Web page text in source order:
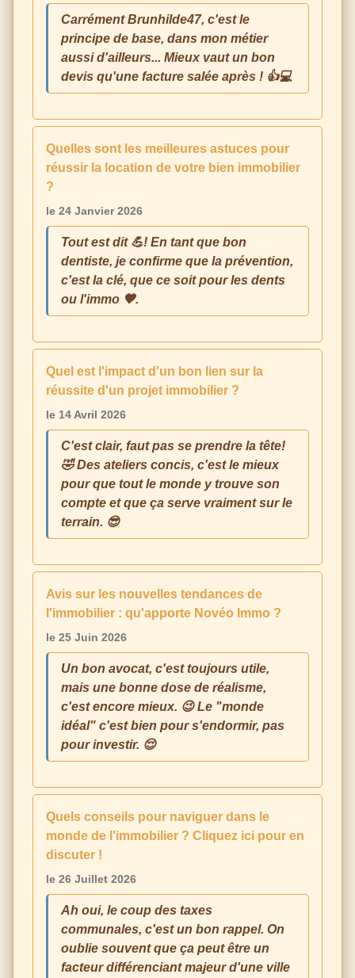
Carrément Brunhilde47, c'est le
principe de base, dans mon métier
aussi d'ailleurs... Mieux vaut un bon
devis qu'une facture salée après ! 👍💻
Quelles sont les meilleures astuces pour
réussir la location de votre bien immobilier
?
le 24 Janvier 2026
Tout est dit 💪! En tant que bon
dentiste, je confirme que la prévention,
c'est la clé, que ce soit pour les dents
ou l'immo 🧡.
Quel est l'impact d'un bon lien sur la
réussite d'un projet immobilier ?
le 14 Avril 2026
C'est clair, faut pas se prendre la tête!
🤣 Des ateliers concis, c'est le mieux
pour que tout le monde y trouve son
compte et que ça serve vraiment sur le
terrain. 😎
Avis sur les nouvelles tendances de
l'immobilier : qu'apporte Novéo Immo ?
le 25 Juin 2026
Un bon avocat, c'est toujours utile,
mais une bonne dose de réalisme,
c'est encore mieux. 😉 Le "monde
idéal" c'est bien pour s'endormir, pas
pour investir. 😌
Quels conseils pour naviguer dans le
monde de l'immobilier ? Cliquez ici pour en
discuter !
le 26 Juillet 2026
Ah oui, le coup des taxes
communales, c'est un bon rappel. On
oublie souvent que ça peut être un
facteur différenciant majeur d'une ville